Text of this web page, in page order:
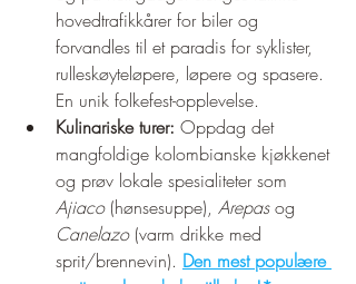
hovedtrafikkårer for biler og
forvandles til et paradis for syklister,
rulleskøyteløpere, løpere og spasere.
En unik folkefest-opplevelse.
Kulinariske turer: Oppdag det
mangfoldige kolombianske kjøkkenet
og prøv lokale spesialiteter som
Ajiaco (hønsesuppe), Arepas og
Canelazo (varm drikke med
sprit/brennevin). Den mest populære